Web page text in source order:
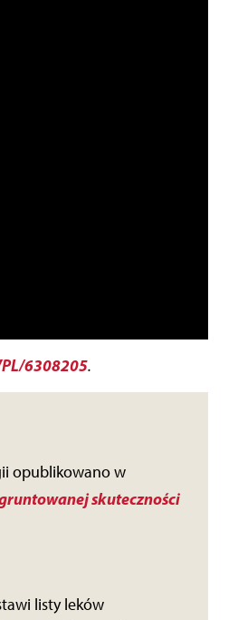
6308205.
opublikowano w
skuteczności
listy leków